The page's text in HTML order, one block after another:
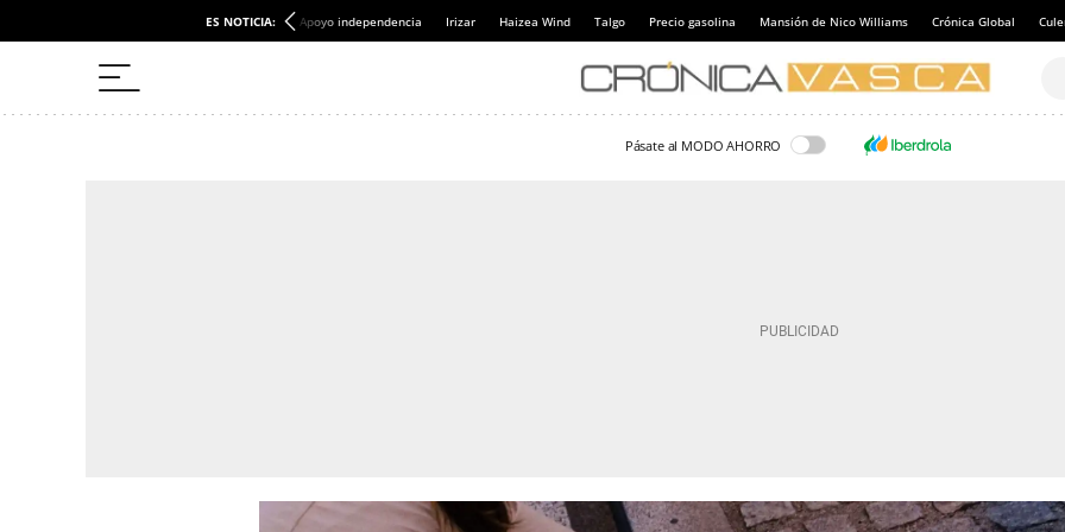
ES NOTICIA: Apoyo independencia Irizar Haizea Wind Talgo Precio gasolina Mansión de Nico Williams Crónica Global
Pásate al MODO AHORRO